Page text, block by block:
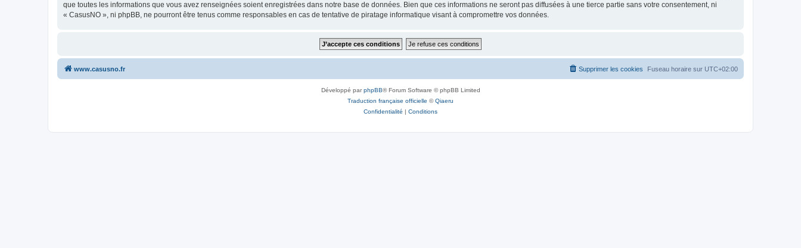
que toutes les informations que vous avez renseignées soient enregistrées dans notre base de données. Bien que ces informations ne seront pas diffusées à une tierce partie sans votre consentement, ni
« CasusNO », ni phpBB, ne pourront être tenus comme responsables en cas de tentative de piratage informatique visant à compromettre vos données.
www.casusno.fr Fuseau horaire sur UTC+02:00
Supprimer les cookies
Développé parphpBB® Forum Software © phpBB Limited
Traduction française officielle ©Qiaeru
Confidentialité | Conditions